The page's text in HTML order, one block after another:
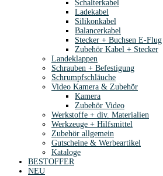
Schalterkabel
Ladekabel
Silikonkabel
Balancerkabel
Stecker + Buchsen E-Flug
Zubehör Kabel + Stecker
Landeklappen
Schrauben + Befestigung
Schrumpfschläuche
Video Kamera & Zubehör
Kamera
Zubehör Video
Werkstoffe + div. Materialien
Werkzeuge + Hilfsmittel
Zubehör allgemein
Gutscheine & Werbeartikel
Kataloge
BESTOFFER
NEU